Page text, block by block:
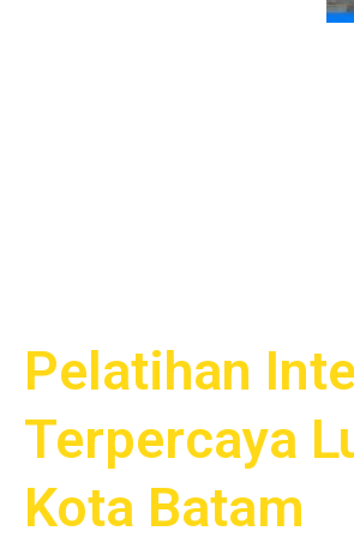
Pelatihan
Terpercaya
Kota Batam